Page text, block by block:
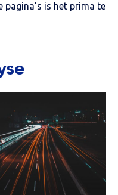
pagina’s is het prima te